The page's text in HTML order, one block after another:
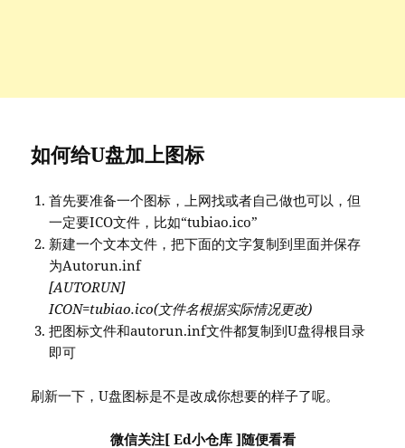
如何给U盘加上图标
首先要准备一个图标，上网找或者自己做也可以，但
一定要ICO文件，比如“tubiao.ico”
新建一个文本文件，把下面的文字复制到里面并保存
为Autorun.inf
[AUTORUN]
ICON=tubiao.ico(文件名根据实际情况更改)
把图标文件和autorun.inf文件都复制到U盘得根目录
即可
刷新一下，U盘图标是不是改成你想要的样子了呢。
微信关注[ Ed小仓库 ]随便看看